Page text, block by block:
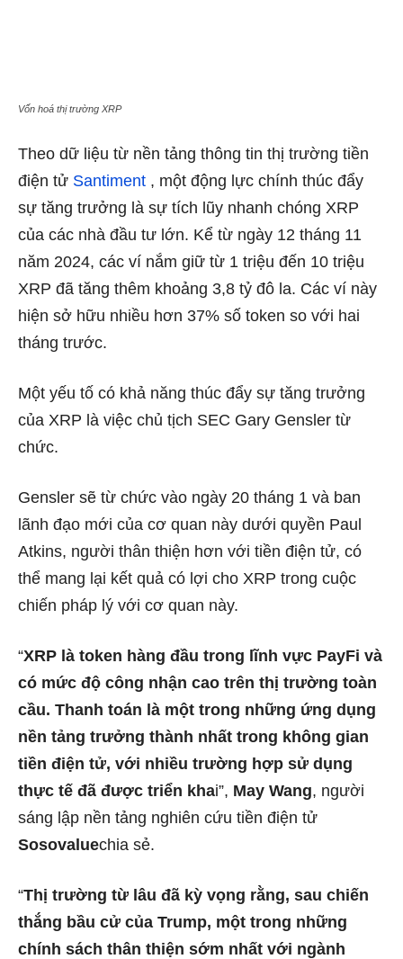
Vốn hoá thị trường XRP
Theo dữ liệu từ nền tảng thông tin thị trường tiền
điện tử Santiment , một động lực chính thúc đẩy
sự tăng trưởng là sự tích lũy nhanh chóng XRP
của các nhà đầu tư lớn. Kể từ ngày 12 tháng 11
năm 2024, các ví nắm giữ từ 1 triệu đến 10 triệu
XRP đã tăng thêm khoảng 3,8 tỷ đô la. Các ví này
hiện sở hữu nhiều hơn 37% số token so với hai
tháng trước.
Một yếu tố có khả năng thúc đẩy sự tăng trưởng
của XRP là việc chủ tịch SEC Gary Gensler từ
chức.
Gensler sẽ từ chức vào ngày 20 tháng 1 và ban
lãnh đạo mới của cơ quan này dưới quyền Paul
Atkins, người thân thiện hơn với tiền điện tử, có
thể mang lại kết quả có lợi cho XRP trong cuộc
chiến pháp lý với cơ quan này.
“XRP là token hàng đầu trong lĩnh vực PayFi và
có mức độ công nhận cao trên thị trường toàn
cầu. Thanh toán là một trong những ứng dụng
nền tảng trưởng thành nhất trong không gian
tiền điện tử, với nhiều trường hợp sử dụng
thực tế đã được triển khai”, May Wang, người
sáng lập nền tảng nghiên cứu tiền điện tử
Sosovaluechia sẻ.
“Thị trường từ lâu đã kỳ vọng rằng, sau chiến
thắng bầu cử của Trump, một trong những
chính sách thân thiện sớm nhất với ngành